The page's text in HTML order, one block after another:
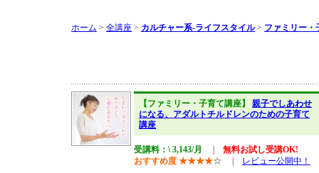
ホーム > 全講座 > カルチャー系-ライフスタイル> ファミリー・
【ファミリー・子育て講座】 親子でしあわせ
になる、アダルトチルドレンのための子育て
講座
受講料：\ 3,143/月
無料お試し受講OK!
おすすめ度 ★★★★☆
レビュー公開中！